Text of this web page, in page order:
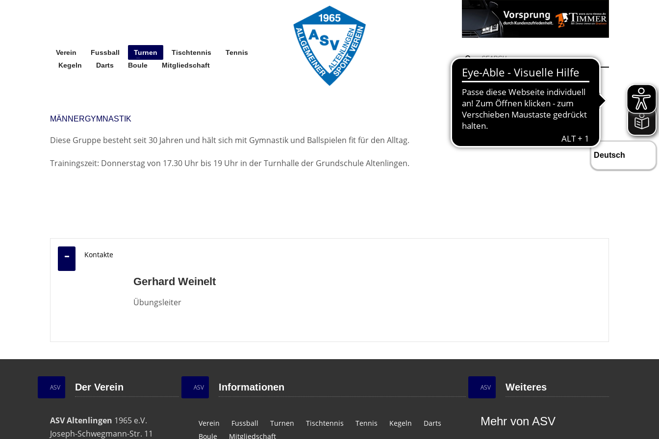
Verein Fussball Turnen Tischtennis
Tennis
Kegeln
Darts Boule Mitgliedschaft
MÄNNERGYMNASTIK
Diese Gruppe besteht seit 30 Jahren und hält sich mit Gymnastik und Ballspielen fit für den Alltag.
Trainingszeit: Donnerstag von 17.30 Uhr bis 19 Uhr in der Turnhalle der Grundschule Altenlingen.
Kontakte
Gerhard Weinelt
Übungsleiter
ASV Der Verein
ASV Altenlingen 1965 e.V.
Joseph-Schwegmann-Str. 11
ASV Informationen
Verein Fussball Turnen Tischtennis Tennis Kegeln
Darts
Boule
Mitgliedschaft
ASV Weiteres
Mehr von ASV